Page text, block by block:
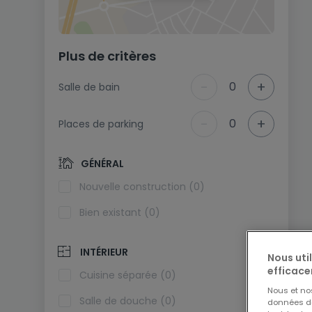
Plus de critères
Salle de bain 0 +
Places de parking 0 +
GÉNÉRAL
Nouvelle construction (0)
Bien existant (0)
INTÉRIEUR
Cuisine séparée (0)
Salle de douche (0)
Nous
Nous et
données